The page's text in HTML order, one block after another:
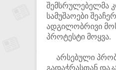
შემსრულებელმა
სამუშაოები
ადგილობრივი
პროტესტი მოყვა.
არსებული
გადაჭრასთან